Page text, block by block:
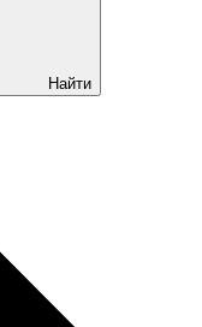
Найти